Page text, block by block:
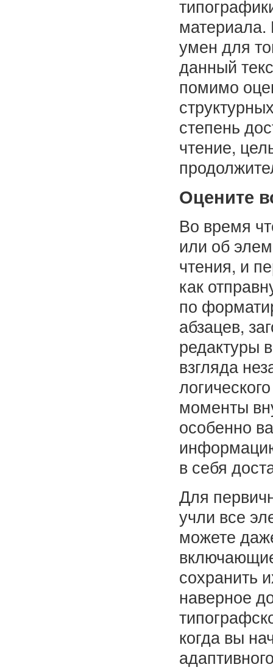
материала.
умен для
данный
помимо
степень
чтение,
Оцените
Во время
или об
чтения, и
как
по
абзацев,
редактуры
взгляда
моменты
особенно
в себя
Для
учли все
можете
сохранить
наверное
когда вы